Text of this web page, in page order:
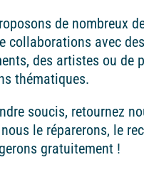
de nombreux
collaborations avec des
des artistes ou de
thématiques.
soucis, retournez
le réparerons, le
gratuitement !